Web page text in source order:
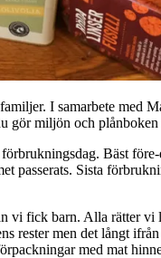
I samarbete
gör miljön och
Bäst
passerats. Sista
fick barn. Alla rätter vi
rester men det långt
med mat